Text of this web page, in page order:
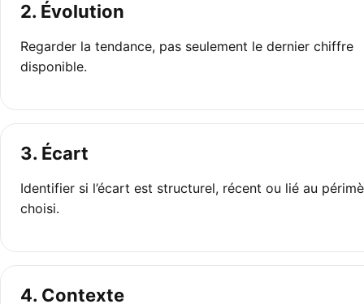
2. Évolution
Regarder la tendance, pas seulement le dernier chiffre
disponible.
3. Écart
Identifier si l’écart est structurel, récent ou lié au
choisi.
4. Contexte